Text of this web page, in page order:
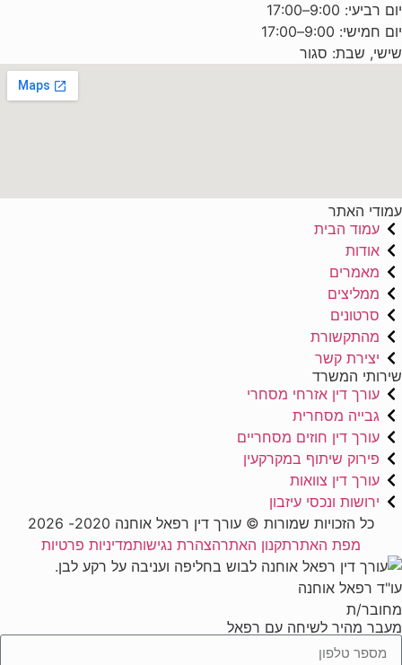
יום רביעי: 9:00–17:00
יום חמישי: 9:00–17:00
שישי, שבת: סגור
עמודי האתר
עמוד הבית
אודות
מאמרים
ממליצים
סרטונים
מהתקשורת
יצירת קשר
שירותי המשרד
עורך דין אזרחי מסחרי
גבייה מסחרית
עורך דין חוזים מסחריים
פירוק שיתוף במקרקעין
עורך דין צוואות
ירושות ונכסי עיזבון
כל הזכויות שמורות © עורך דין רפאל אוחנה 2020- 2026
מפת האתרתקנון האתרהצהרת נגישותמדיניות פרטיות
עו"ד רפאל אוחנה
מחובר/ת
מעבר מהיר לשיחה עם רפאל